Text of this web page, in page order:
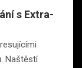
s Extra-
Naštěstí